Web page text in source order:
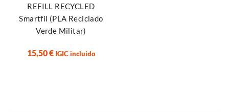
REFILL RECYCLED
Smartfil (PLA Reciclado
Verde Militar)
15,50€ IGIC incluido